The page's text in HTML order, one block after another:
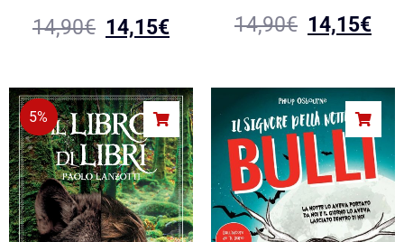
14,90€ 14,15€ 14,90€ 14,15€
5%